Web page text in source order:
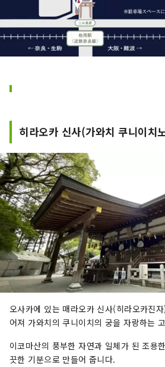
히라오카 신사(가와치 쿠니이치
오사카에 있는 매라오카 신사(히라오카진
어져 가와치의 쿠니이치의 궁을 자랑하는
이코마산의 풍부한 자연과 일체가 된 조용
끗한 기분으로 만들어 줍니다.